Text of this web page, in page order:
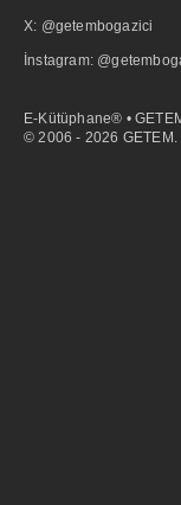
X: @getembogazici
İnstagram:
E-Kütüphane® •
© 2006 - 2026 GETEM.